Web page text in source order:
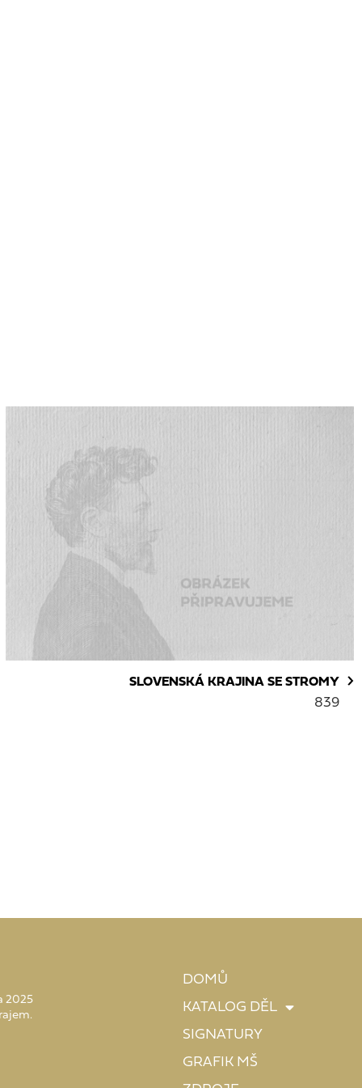
SLOVENSKÁ KRAJINA SE STROMY
839
2025
DOMŮ
KATALOG DĚL
SIGNATURY
GRAFIK MŠ